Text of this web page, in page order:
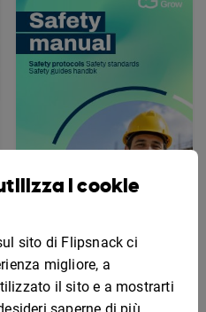
Modello interattivo di
manuale di sicurezza
i cookie
sito di Flipsnack ci
migliore, a
il sito e a mostrarti